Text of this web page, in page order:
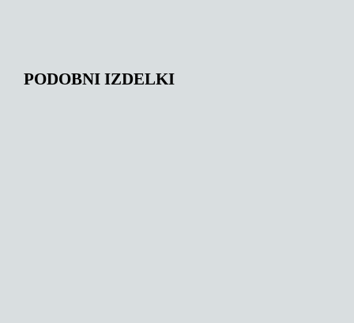
PODOBNI IZDELKI